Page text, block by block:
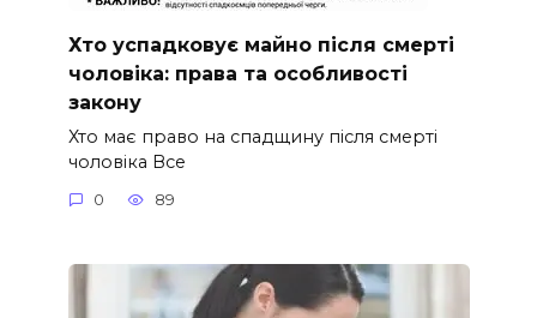
Хто успадковує майно після смерті
чоловіка: права та особливості
закону
Хто має право на спадщину після смерті
чоловіка Все
0 89